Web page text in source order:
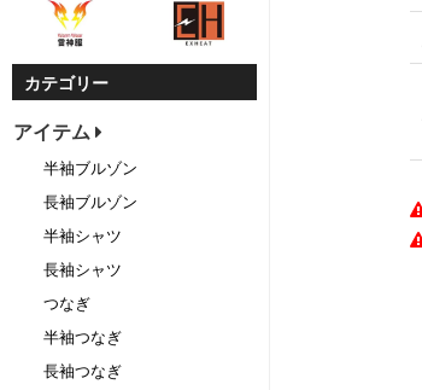
カテゴリー
アイテム
半袖ブルゾン
長袖ブルゾン
半袖シャツ
長袖シャツ
つなぎ
半袖つなぎ
長袖つなぎ